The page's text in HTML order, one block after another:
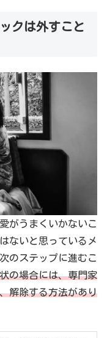
クは外すこと
がうまくいかないこ
ないと思っているメ
のステップに進むこ
の場合には、専門家
解除する方法があり